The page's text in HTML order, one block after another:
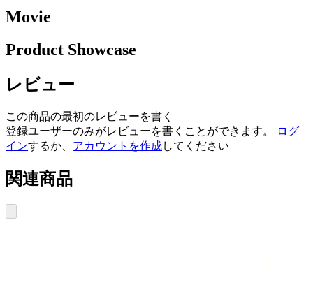
Movie
Product Showcase
レビュー
この商品の最初のレビューを書く
登録ユーザーのみがレビューを書くことができます。
ログ
インするか、 アカウントを作成してください
関連商品